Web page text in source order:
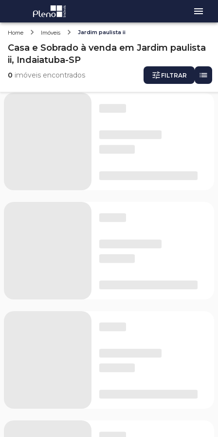
Home Imóveis Jardim paulista ii
Casa e Sobrado à venda em Jardim paulista
ii, Indaiatuba-SP
0 imóveis encontrados FILTRAR